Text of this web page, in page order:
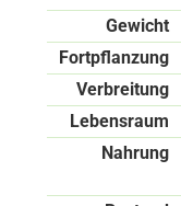
Gewicht
Fortpflanzung
Verbreitung
Lebensraum
Nahrung